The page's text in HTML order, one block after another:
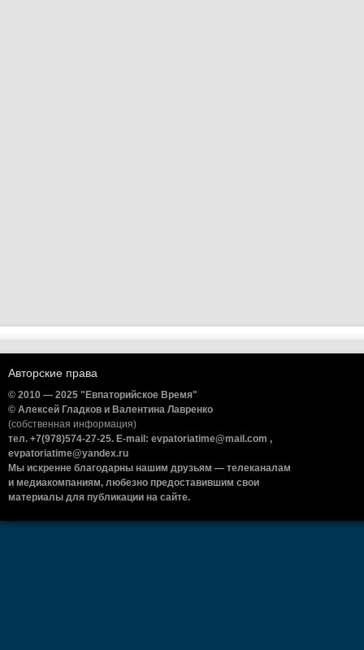
Авторские права
© 2010 — 2025 "Евпаторийское Время"
© Алексей Гладков и Валентина Лавренко
(собственная информация)
тел. +7(978)574-27-25. E-mail: evpatoriatime@mail.com ,
evpatoriatime@yandex.ru
Мы искренне благодарны нашим друзьям — телеканалам
и медиакомпаниям, любезно предоставившим свои
материалы для публикации на сайте.